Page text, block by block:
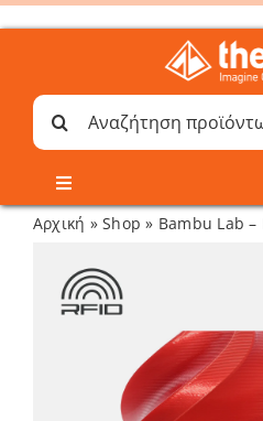
Μετάβαση
Αναζήτηση
για:
Toggle
Navigation
Shop
Αρχική »Shop » Bambu Lab –